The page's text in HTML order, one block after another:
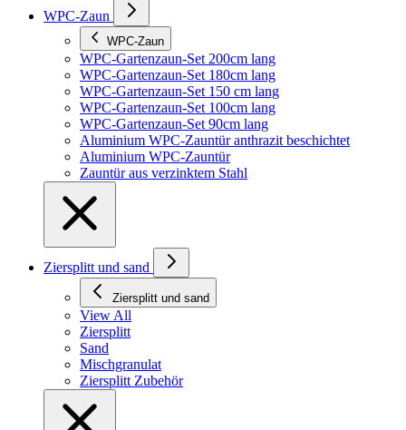
WPC-Zaun
WPC-Zaun
WPC-Gartenzaun-Set 200cm lang
WPC-Gartenzaun-Set 180cm lang
WPC-Gartenzaun-Set 150 cm lang
WPC-Gartenzaun-Set 100cm lang
WPC-Gartenzaun-Set 90cm lang
Aluminium WPC-Zauntür anthrazit beschichtet
Aluminium WPC-Zauntür
Zauntür aus verzinktem Stahl
Ziersplitt und sand
Ziersplitt und sand
View All
Ziersplitt
Sand
Mischgranulat
Ziersplitt Zubehör